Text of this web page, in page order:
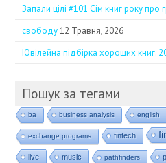
Запали цілі #101 Сім книг року про
свободу 12 Травня, 2026
Ювілейна підбірка хороших книг.
Пошук за тегами
ba business analysis english
exchange programs fintech
live music pathfinders